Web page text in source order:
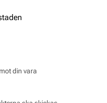
din vara